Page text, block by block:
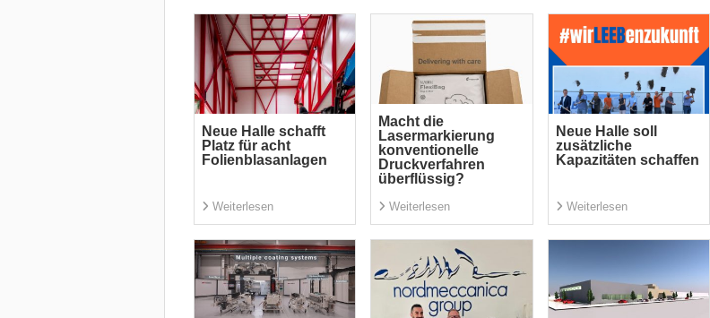
Neue Halle schafft
Platz für acht
Folienblasanlagen
Weiterlesen
Macht die
Lasermarkierung
konventionelle
Druckverfahren
überflüssig?
Weiterlesen
Neue Halle soll
zusätzliche
Kapazitäten schaffen
Weiterlesen